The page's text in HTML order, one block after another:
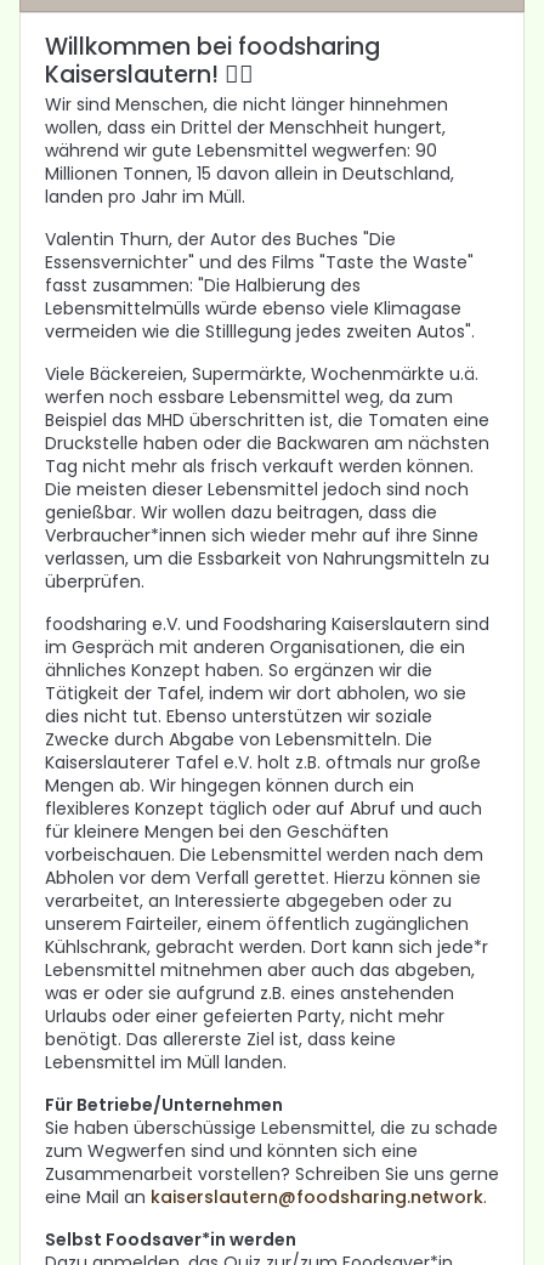
Willkommen bei foodsharing
Kaiserslautern! 🙋‍♀️
Wir sind Menschen, die nicht länger hinnehmen
wollen, dass ein Drittel der Menschheit hungert,
während wir gute Lebensmittel wegwerfen: 90
Millionen Tonnen, 15 davon allein in Deutschland,
landen pro Jahr im Müll.
Valentin Thurn, der Autor des Buches "Die
Essensvernichter" und des Films "Taste the Waste"
fasst zusammen: "Die Halbierung des
Lebensmittelmülls würde ebenso viele Klimagase
vermeiden wie die Stilllegung jedes zweiten Autos".
Viele Bäckereien, Supermärkte, Wochenmärkte u.ä.
werfen noch essbare Lebensmittel weg, da zum
Beispiel das MHD überschritten ist, die Tomaten eine
Druckstelle haben oder die Backwaren am nächsten
Tag nicht mehr als frisch verkauft werden können.
Die meisten dieser Lebensmittel jedoch sind noch
genießbar. Wir wollen dazu beitragen, dass die
Verbraucher*innen sich wieder mehr auf ihre Sinne
verlassen, um die Essbarkeit von Nahrungsmitteln zu
überprüfen.
foodsharing e.V. und Foodsharing Kaiserslautern sind
im Gespräch mit anderen Organisationen, die ein
ähnliches Konzept haben. So ergänzen wir die
Tätigkeit der Tafel, indem wir dort abholen, wo sie
dies nicht tut. Ebenso unterstützen wir soziale
Zwecke durch Abgabe von Lebensmitteln. Die
Kaiserslauterer Tafel e.V. holt z.B. oftmals nur große
Mengen ab. Wir hingegen können durch ein
flexibleres Konzept täglich oder auf Abruf und auch
für kleinere Mengen bei den Geschäften
vorbeischauen. Die Lebensmittel werden nach dem
Abholen vor dem Verfall gerettet. Hierzu können sie
verarbeitet, an Interessierte abgegeben oder zu
unserem Fairteiler, einem öffentlich zugänglichen
Kühlschrank, gebracht werden. Dort kann sich jede*r
Lebensmittel mitnehmen aber auch das abgeben,
was er oder sie aufgrund z.B. eines anstehenden
Urlaubs oder einer gefeierten Party, nicht mehr
benötigt. Das allererste Ziel ist, dass keine
Lebensmittel im Müll landen.
Für Betriebe/Unternehmen
Sie haben überschüssige Lebensmittel, die zu schade
zum Wegwerfen sind und könnten sich eine
Zusammenarbeit vorstellen? Schreiben Sie uns gerne
eine Mail an kaiserslautern@foodsharing.network.
Selbst Foodsaver*in werden